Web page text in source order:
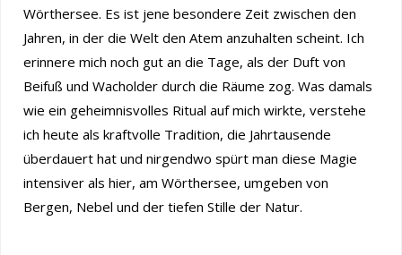
Wörthersee. Es ist jene besondere Zeit zwischen den
Jahren, in der die Welt den Atem anzuhalten scheint. Ich
erinnere mich noch gut an die Tage, als der Duft von
Beifuß und Wacholder durch die Räume zog. Was damals
wie ein geheimnisvolles Ritual auf mich wirkte, verstehe
ich heute als kraftvolle Tradition, die Jahrtausende
überdauert hat und nirgendwo spürt man diese Magie
intensiver als hier, am Wörthersee, umgeben von
Bergen, Nebel und der tiefen Stille der Natur.